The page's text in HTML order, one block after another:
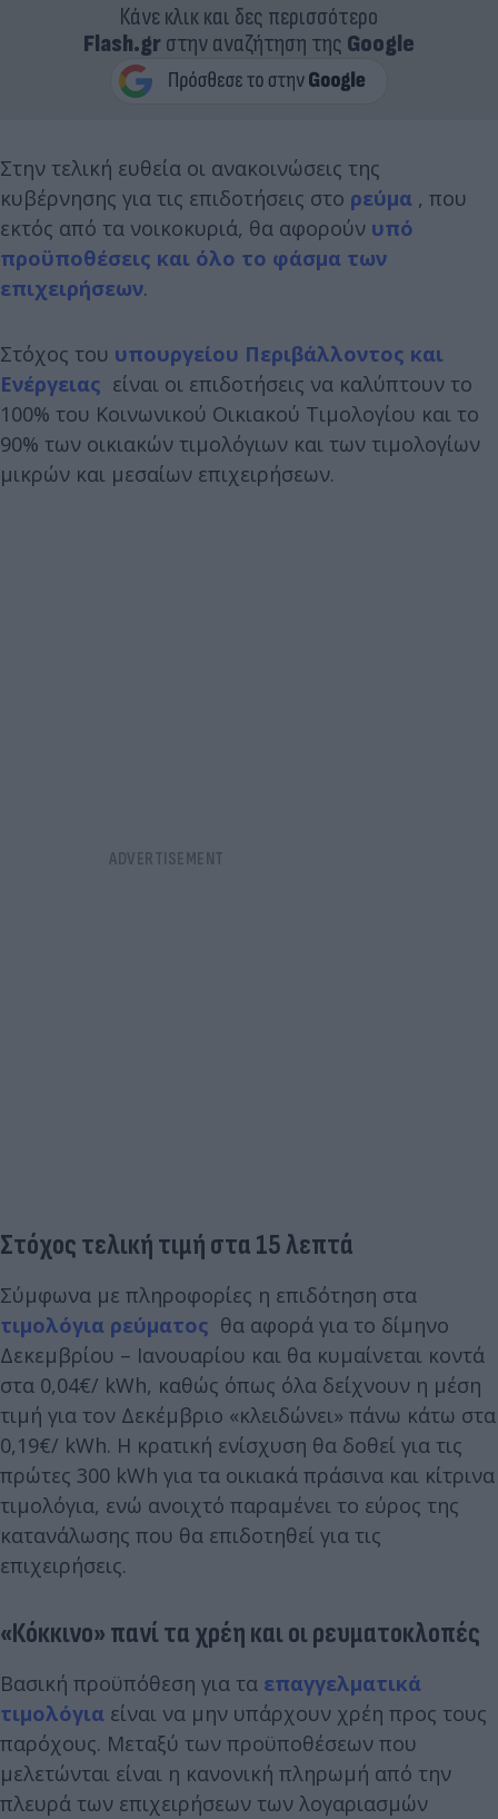
Κάνε κλικ και δες περισσότερο
Flash.grστην αναζήτηση της Google
Στην τελική ευθεία οι ανακοινώσεις της
κυβέρνησης για τις επιδοτήσεις στο ρεύμα , που
εκτός από τα νοικοκυριά, θα αφορούν υπό
προϋποθέσεις και όλο το φάσμα των
επιχειρήσεων.
Στόχος του υπουργείου Περιβάλλοντος και
Ενέργειας είναι οι επιδοτήσεις να καλύπτουν το
100% του Κοινωνικού Οικιακού Τιμολογίου και το
90% των οικιακών τιμολόγιων και των τιμολογίων
μικρών και μεσαίων επιχειρήσεων.
Στόχος τελική τιμή στα 15 λεπτά
Σύμφωνα με πληροφορίες η επιδότηση στα
τιμολόγια ρεύματος θα αφορά για το δίμηνο
Δεκεμβρίου – Ιανουαρίου και θα κυμαίνεται κοντά
στα 0,04€/ kWh, καθώς όπως όλα δείχνουν η μέση
τιμή για τον Δεκέμβριο «κλειδώνει» πάνω κάτω στα
0,19€/ kWh. Η κρατική ενίσχυση θα δοθεί για τις
πρώτες 300 kWh για τα οικιακά πράσινα και κίτρινα
τιμολόγια, ενώ ανοιχτό παραμένει το εύρος της
κατανάλωσης που θα επιδοτηθεί για τις
επιχειρήσεις.
«Κόκκινο» πανί τα χρέη και οι ρευματοκλοπές
Βασική προϋπόθεση για τα επαγγελματικά
τιμολόγια είναι να μην υπάρχουν χρέη προς τους
παρόχους. Μεταξύ των προϋποθέσεων που
μελετώνται είναι η κανονική πληρωμή από την
πλευρά των επιχειρήσεων των λογαριασμών